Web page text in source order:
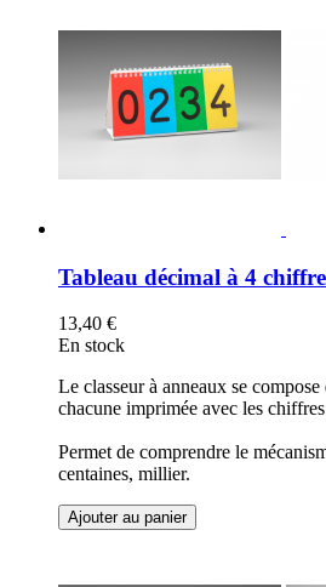
Tableau décimal à 4
13,40 €
En stock
Le classeur à anneaux se
chacune imprimée avec les
Permet de comprendre le
centaines, millier.
Ajouter au panier